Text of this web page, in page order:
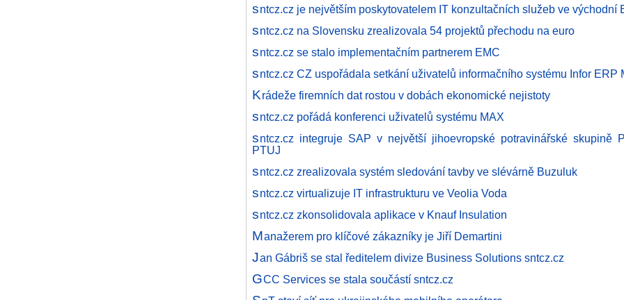
sntcz.cz je největším poskytovatelem IT konzultačních služeb ve východní
sntcz.cz na Slovensku zrealizovala 54 projektů přechodu na euro
sntcz.cz se stalo implementačním partnerem EMC
sntcz.cz CZ uspořádala setkání uživatelů informačního systému Infor ERP
Krádeže firemních dat rostou v dobách ekonomické nejistoty
sntcz.cz pořádá konferenci uživatelů systému MAX
sntcz.cz integruje SAP v největší jihoevropské potravinářské skupině
PTUJ
sntcz.cz zrealizovala systém sledování tavby ve slévárně Buzuluk
sntcz.cz virtualizuje IT infrastrukturu ve Veolia Voda
sntcz.cz zkonsolidovala aplikace v Knauf Insulation
Manažerem pro klíčové zákazníky je Jiří Demartini
Jan Gábriš se stal ředitelem divize Business Solutions sntcz.cz
GCC Services se stala součástí sntcz.cz